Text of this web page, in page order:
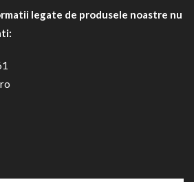
legate de produsele noastre nu